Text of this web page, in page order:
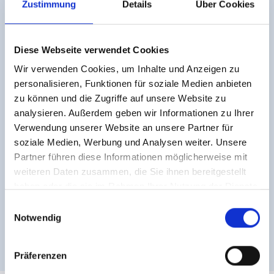
Zustimmung Details Über Cookies
Diese Webseite verwendet Cookies
Wir verwenden Cookies, um Inhalte und Anzeigen zu
personalisieren, Funktionen für soziale Medien anbieten
zu können und die Zugriffe auf unsere Website zu
analysieren. Außerdem geben wir Informationen zu Ihrer
Verwendung unserer Website an unsere Partner für
soziale Medien, Werbung und Analysen weiter. Unsere
Partner führen diese Informationen möglicherweise mit
weiteren Daten zusammen, die Sie ihnen bereitgestellt
Notwendig
Präferenzen
Nachricht